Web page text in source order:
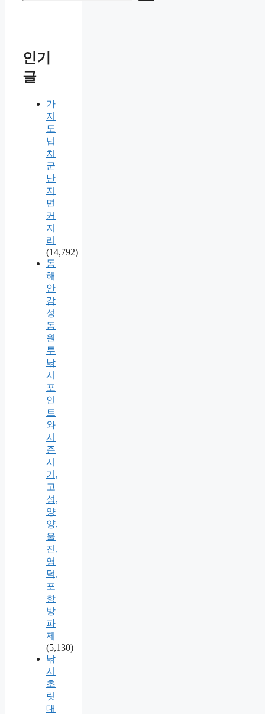
인기
글
가
지
도
넙
치
군
난
지
면
커
지
리
(14,792)
동
해
안
감
성
돔
원
투
낚
시
포
인
트
와
시
즌
시
기,
고
성,
양
양,
울
진,
영
덕,
포
항
방
파
제
(5,130)
낚
시
초
릿
대